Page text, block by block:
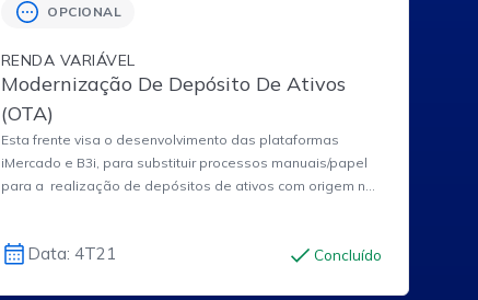
OPCIONAL
RENDA VARIÁVEL
Modernização De Depósito De Ativos
(OTA)
Esta frente visa o desenvolvimento das plataformas
iMercado e B3i, para substituir processos manuais/papel
para a realização de depósitos de ativos com origem no
Data: 4T21 Concluído